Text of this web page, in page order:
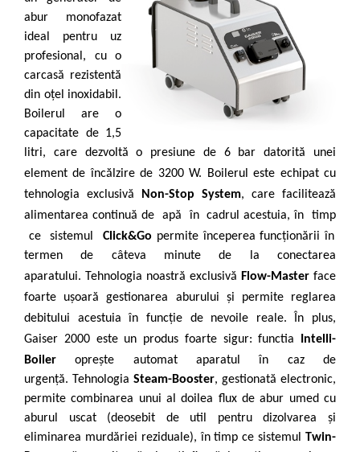
abur monofazat
ideal pentru uz
profesional, cu o
carcasă rezistentă
din oțel inoxidabil.
Boilerul are o
capacitate de 1,5
litri, care dezvoltă o presiune de 6 bar datorită unei
element de încălzire de 3200 W. Boilerul
este echipat cu
tehnologia
exclusivă Non-Stop System, care facilitează
alimentarea continuă de apă în cadrul acestuia, în
timp
ce
sistemul Click&Go permite începerea funcționării în
termen de câteva minute de la conectarea
aparatului. Tehnologia noastră exclusivă Flow-Master face
foarte
ușoară gestionarea aburului și permite
reglarea
debitului acestuia în funcție de nevoile
reale. În plus,
Gaiser 2000 este un produs foarte sigur: functia
Intelli-
Boiler
oprește automat aparatul în
caz de
urgență. Tehnologia Steam-Booster, gestionată electronic,
permite combinarea unui al doilea flux de abur umed cu
aburul uscat (deosebit de util pentru dizolvarea și
eliminarea murdăriei reziduale), în timp ce sistemul Twin-